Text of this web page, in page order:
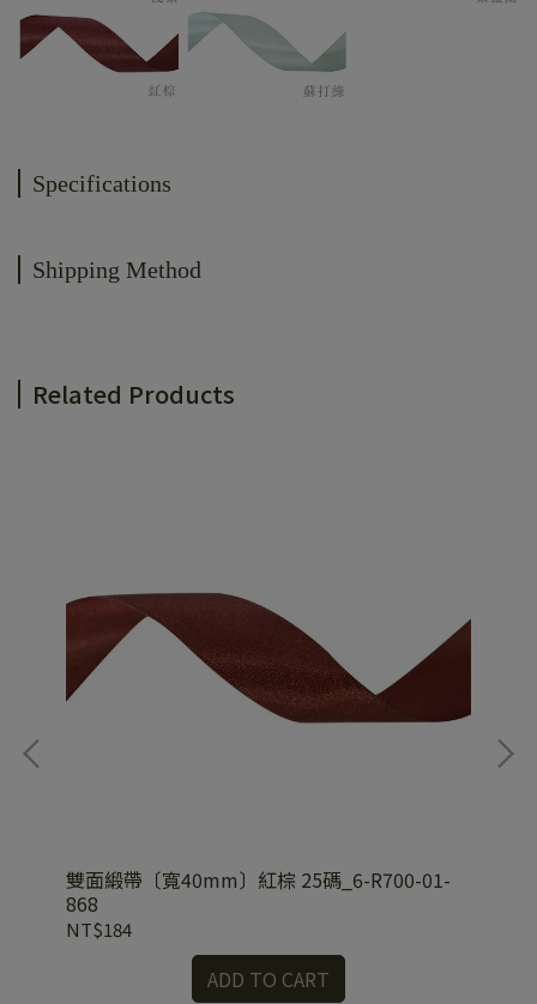
Specifications
Shipping Method
Related Products
雙面緞帶〔寬40mm〕紅棕 25碼_6-R700-01-
868
NT$184
ADD TO CART